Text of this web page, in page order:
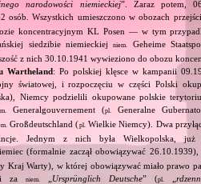
narodowości niemieckiej”. Zaraz potem,
osób. Wszystkich umieszczono w obozach
koncentracyjnym KL Posen — w tym
siedzibie niemieckiejniem.
Geheime
z nich 30.10.1941 wywieziono do obozu
Wartheland: Po polskiej klęsce w kampanii
światowej, i rozpoczęciu w części Polski
Niemcy podzielili okupowane polskie
Generalgouvernement (pl. Generalne
Großdeutschland (pl. Wielkie Niemcy). Dwa
Jednym z nich była Wielkopolska, już
(formalnie zaczął obowiązywać
Kraj Warty), w której obowiązywać miało prawo
zaniem. Ursprünglich Deutsche” (pl.